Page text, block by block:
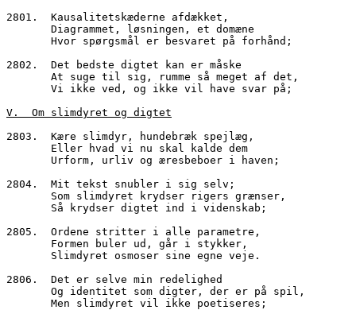
2801.  Kausalitetskæderne afdækket,
       Diagrammet, løsningen, et domæne
       Hvor spørgsmål er besvaret på forhånd;
2802.  Det bedste digtet kan er måske
       At suge til sig, rumme så meget af det,
       Vi ikke ved, og ikke vil have svar på;
V.  Om slimdyret og digtet
2803.  Kære slimdyr, hundebræk spejlæg,
       Eller hvad vi nu skal kalde dem
       Urform, urliv og æresbeboer i haven;
2804.  Mit tekst snubler i sig selv;
       Som slimdyret krydser rigers grænser,
       Så krydser digtet ind i videnskab;
2805.  Ordene stritter i alle parametre,
       Formen buler ud, går i stykker,
       Slimdyret osmoser sine egne veje.
2806.  Det er selve min redelighed
       Og identitet som digter, der er på spil,
       Men slimdyret vil ikke poetiseres;